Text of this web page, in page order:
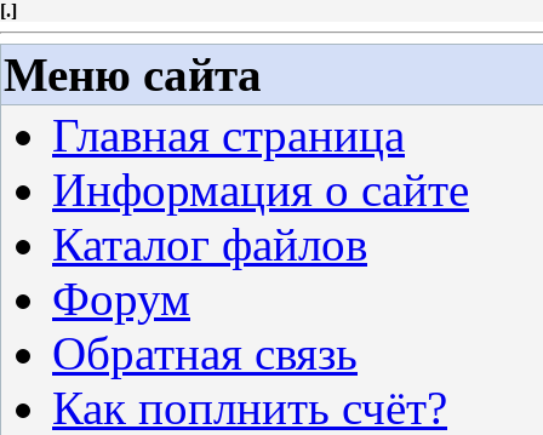
[.]
Меню сайта
Главная страница
Информация о сайте
Каталог файлов
Форум
Обратная связь
Как поплнить счёт?